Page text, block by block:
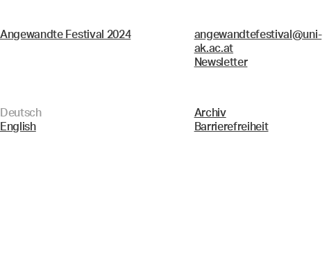
Angewandte Festival 2024
angewandtefestival@uni-
ak.ac.at
Newsletter
Deutsch
English
Archiv
Barrierefreiheit